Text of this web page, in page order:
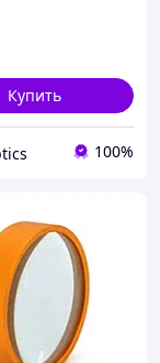
Купить
100%